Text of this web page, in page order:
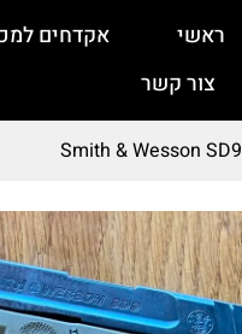
ראשי אקדחים
צור קשר
Smith & Wesson SD9